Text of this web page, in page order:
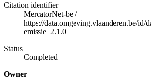
Citation identifier
MercatorNet-be /
https://data.omgeving.vlaanderen.be/id/
emissie_2.1.0
Status
Completed
Owner